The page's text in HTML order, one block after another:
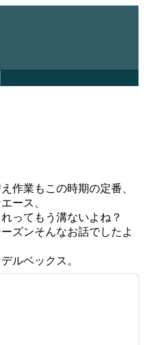
作業もこの時期の定番、
ース、
ってもう溝ないよね？
ズンそんなお話でしたよ
ルベックス。